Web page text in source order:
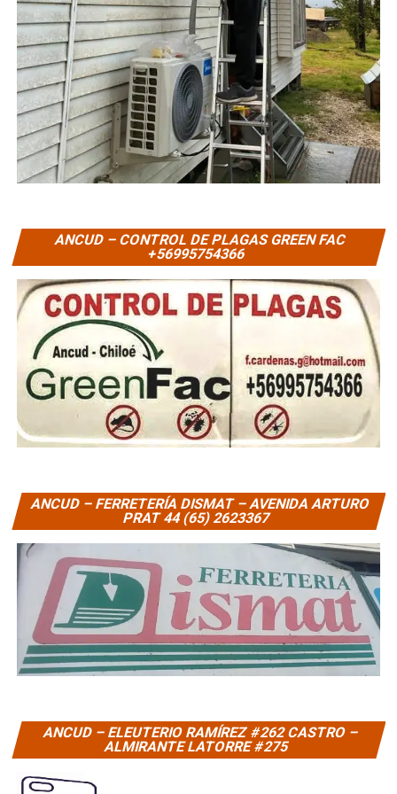
ANCUD – CONTROL DE PLAGAS GREEN FAC
+56995754366
ANCUD – FERRETERÍA DISMAT – AVENIDA ARTURO
PRAT 44 (65) 2623367
ANCUD – ELEUTERIO RAMÍREZ #262 CASTRO –
ALMIRANTE LATORRE #275